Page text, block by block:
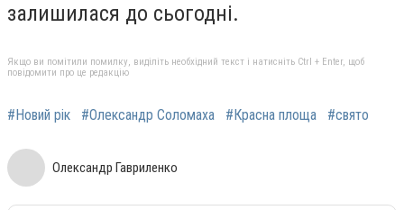
залишилася до сьогодні.
Якщо ви помітили помилку, виділіть необхідний текст і натисніть Ctrl + Enter, щоб
повідомити про це редакцію
#Новий рік #Олександр Соломаха #Красна площа #свято
Олександр Гавриленко